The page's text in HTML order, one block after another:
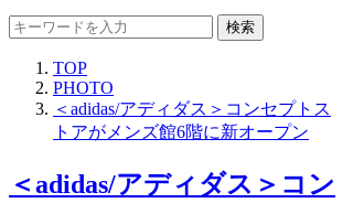
検索
TOP
PHOTO
＜adidas/アディダス＞コンセプトス
トアがメンズ館6階に新オープン
＜adidas/アディダス＞コン